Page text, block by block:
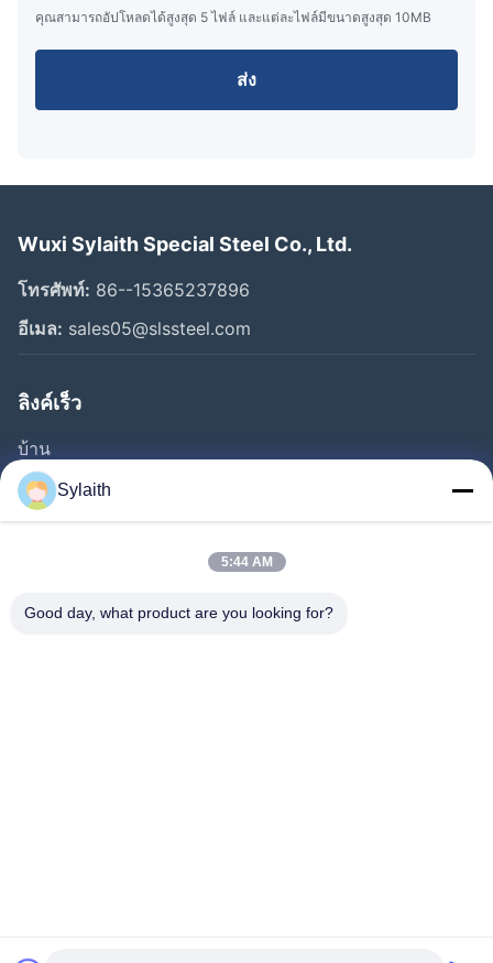
คุณสามารถอัปโหลดได้สูงสุด 5 ไฟล์ และแต่ละไฟล์มีขนาดสูงสุด 10MB
ส่ง
Wuxi Sylaith Special Steel Co., Ltd.
โทรศัพท์: 86--15365237896
อีเมล: sales05@slssteel.com
ลิงค์เร็ว
บ้าน
ผลิตภัณฑ์
วิดีโอ
ทัวร์โรงงาน
Sylaith
5:44 AM
Good day, what product are you looking for?